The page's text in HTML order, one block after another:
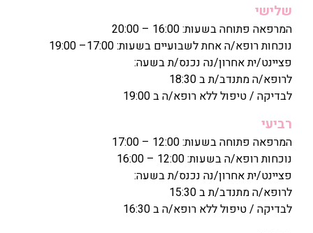
שלישי
המרפאה פתוחה בשעות: 16:00 – 20:00
נוכחות רופא/ה אחת לשבועיים בשעות: 17:00– 19:00
פציינט/ית אחרון/נה נכנס/ת בשעה:
לרופא/ה מתנדב/ת ב 18:30
לבדיקה / טיפול ללא רופא/ה ב 19:00
רביעי
המרפאה פתוחה בשעות: 12:00 – 17:00
נוכחות רופא/ה בשעות: 12:00 – 16:00
פציינט/ית אחרון/נה נכנס/ת בשעה:
לרופא/ה מתנדב/ת ב 15:30
לבדיקה / טיפול ללא רופא/ה ב 16:30